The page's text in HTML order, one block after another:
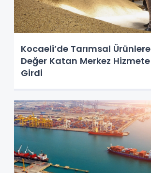
Kocaeli’de Tarımsal Ürünlere
Değer Katan Merkez Hizmete
Girdi